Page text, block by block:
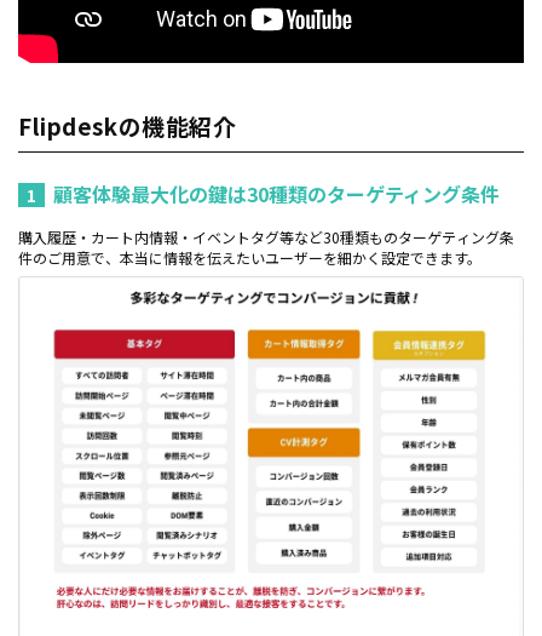
Flipdeskの機能紹介
1 顧客体験最大化の鍵は30種類のターゲティング条件
購入履歴・カート内情報・イベントタグ等など30種類ものターゲティング条
件のご用意で、本当に情報を伝えたいユーザーを細かく設定できます。